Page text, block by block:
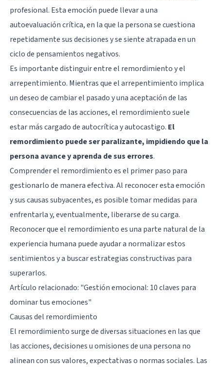
profesional. Esta emoción puede llevar a una
autoevaluación crítica, en la que la persona se cuestiona
repetidamente sus decisiones y se siente atrapada en un
ciclo de pensamientos negativos.
Es importante distinguir entre el remordimiento y el
arrepentimiento. Mientras que el arrepentimiento implica
un deseo de cambiar el pasado y una aceptación de las
consecuencias de las acciones, el remordimiento suele
estar más cargado de autocrítica y autocastigo. El
remordimiento puede ser paralizante, impidiendo que la
persona avance y aprenda de sus errores.
Comprender el remordimiento es el primer paso para
gestionarlo de manera efectiva. Al reconocer esta emoción
y sus causas subyacentes, es posible tomar medidas para
enfrentarla y, eventualmente, liberarse de su carga.
Reconocer que el remordimiento es una parte natural de la
experiencia humana puede ayudar a normalizar estos
sentimientos y a buscar estrategias constructivas para
superarlos.
Artículo relacionado: "Gestión emocional: 10 claves para
dominar tus emociones"
Causas del remordimiento
El remordimiento surge de diversas situaciones en las que
las acciones, decisiones u omisiones de una persona no
alinean con sus valores, expectativas o normas sociales. Las